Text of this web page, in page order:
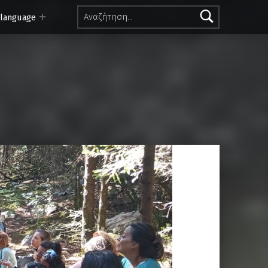
Αναζήτηση για: